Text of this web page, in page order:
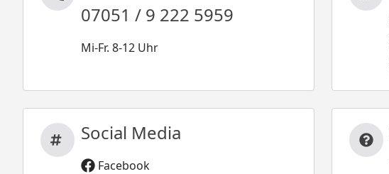
07051 / 9 222 5959
Mi-Fr. 8-12 Uhr
Social Media
Facebook